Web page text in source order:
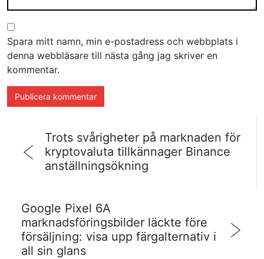
Spara mitt namn, min e-postadress och webbplats i
denna webbläsare till nästa gång jag skriver en
kommentar.
Trots svårigheter på marknaden för
kryptovaluta tillkännager Binance
anställningsökning
Google Pixel 6A
marknadsföringsbilder läckte före
försäljning: visa upp färgalternativ i
all sin glans